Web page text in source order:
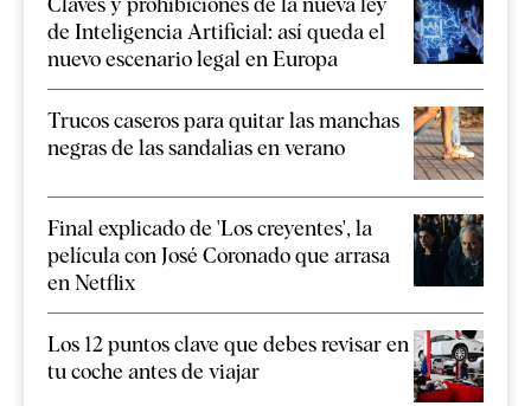
de Inteligencia Artificial: así queda el
nuevo escenario legal en Europa
Trucos caseros para quitar las manchas
negras de las sandalias en verano
Final explicado de 'Los creyentes', la
película con José Coronado que arrasa
en Netflix
Los 12 puntos clave que debes revisar en
tu coche antes de viajar